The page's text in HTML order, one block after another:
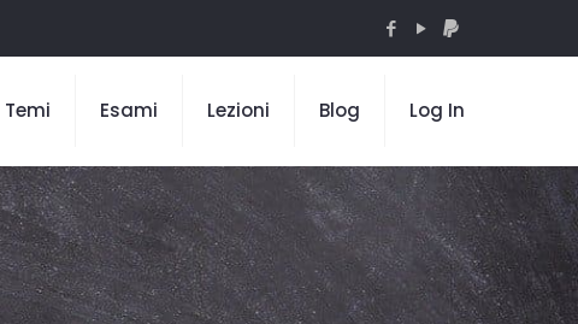
Temi Esami Lezioni Blog Log In